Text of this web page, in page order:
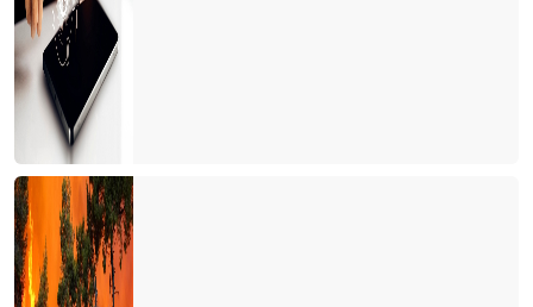
Lara-Kundu'nun unutulan arka bahçesi
Bu işin sonu nereye varacak?
İki derede bir arada
Siyasiler tepişiyor turizm eziliyor
Turist için erken mi davrandık?
Turizm Bakanlığı Turizm online haber portallarını neden göz
ardı ediyor?